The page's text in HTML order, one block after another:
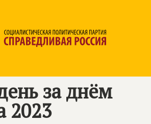
за днём
2023